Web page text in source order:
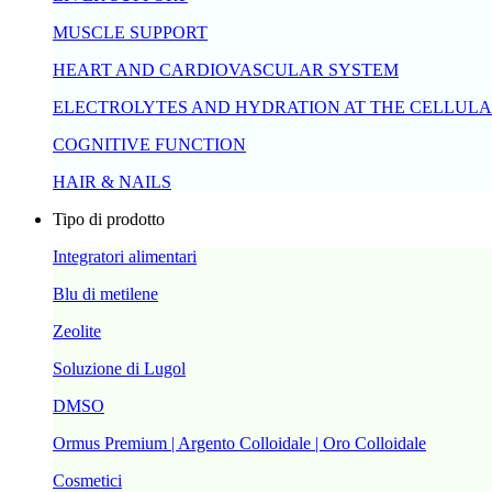
MUSCLE SUPPORT
HEART AND CARDIOVASCULAR SYSTEM
ELECTROLYTES AND HYDRATION AT THE
COGNITIVE FUNCTION
HAIR & NAILS
Tipo di prodotto
Integratori alimentari
Blu di metilene
Zeolite
Soluzione di Lugol
DMSO
Ormus Premium | Argento Colloidale | Oro Colloidale
Cosmetici